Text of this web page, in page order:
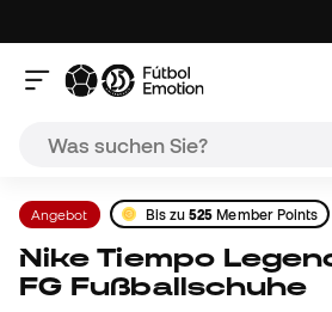
Angebot Bis zu525 Member Points
Nike Tiempo Legend 10 Elite
FG Fußballschuhe